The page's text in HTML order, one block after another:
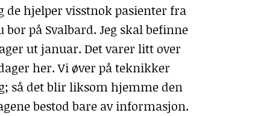
de hjelper visstnok pasienter fra
på Svalbard. Jeg skal befinne
ut januar. Det varer litt over
her. Vi øver på teknikker
så det blir liksom hjemme den
bestod bare av informasjon.